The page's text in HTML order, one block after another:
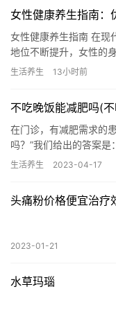
女性健康养生指南：
女性健康养生指南 在现
地位不断提升，女性的
养生知识的掌握对于维
生活养生 13小时前
不吃晚饭能减肥吗(
在门诊，有减肥需求的
吗？”我们给出的答案
来维稳不吃晚饭相当于
生活养生 2023-04-17
头痛粉价格便宜治疗
2023-01-21
水草玛瑙